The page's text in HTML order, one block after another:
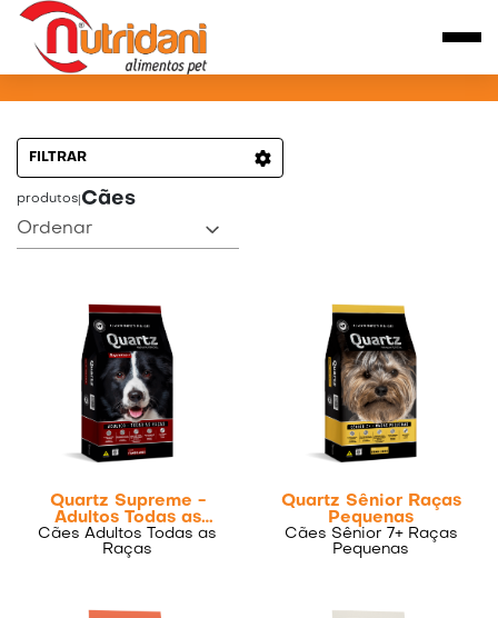
PRODUTOS PARA CÃES
FILTRAR
produtos Cães
Ordenar
Quartz Supreme -
Adultos Todas as
Raças
Cães Adultos Todas as
Raças
Quartz Sênior Raças
Pequenas
Cães Sênior 7+ Raças
Pequenas